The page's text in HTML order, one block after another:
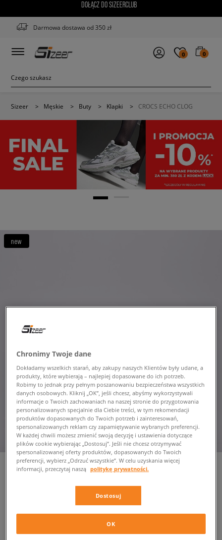
DOŁĄCZ DO SIZEERCLUB
Darmowa dostawa od 350 zł
0 0
Sizeer > Męskie > Buty > Klapki > CROCS ECHO CLOG
new
239,99 zł z VAT
Chronimy Twoje dane
Dokładamy wszelkich starań, aby zakupy naszych Klientów były udane, a
produkty, które wybierają – najlepiej dopasowane do ich potrzeb.
Robimy to jednak przy pełnym poszanowaniu bezpieczeństwa wszystkich
danych osobowych. Kliknij „OK”, jeśli chcesz, abyśmy wykorzystywali
informacje o Twoich zachowaniach na naszej stronie do przygotowania
personalizowanych specjalnie dla Ciebie treści, w tym rekomendacji
produktów dopasowanych do Twoich potrzeb i zainteresowań,
spersonalizowanych reklam czy zapamiętywanie wybranych preferencji.
W każdej chwili możesz zmienić swoją decyzję i ustawienia dotyczące
plików cookie wybierając „Dostosuj”. Jeśli nie chcesz otrzymywać
spersonalizowanej oferty produktów, dopasowanych do Twoich
preferencji, wybierz „Odrzuć wszystkie”. W celu uzyskania więcej
informacji, przeczytaj naszą politykę prywatności.
Dostosuj
OK